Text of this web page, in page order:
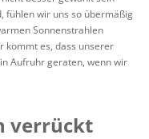
fühlen wir uns so übermäßig
Sonnenstrahlen
kommt es, dass unserer
Aufruhr geraten, wenn wir
verrückt